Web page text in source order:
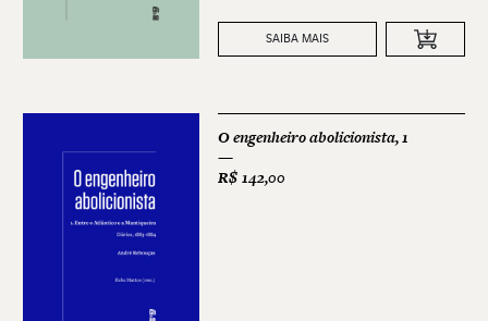
SAIBA MAIS
O engenheiro abolicionista, 1
R$ 142,00